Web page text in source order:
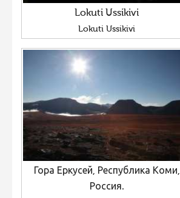
Lokuti Ussikivi
Lokuti Ussikivi
Гора Еркусей, Республика Коми,
Россия.